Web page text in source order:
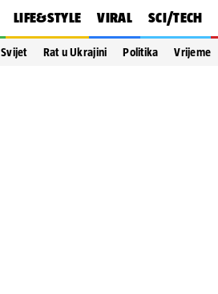
LIFE&STYLE VIRAL SCI/TECH
Svijet Rat u Ukrajini Politika Vrijeme